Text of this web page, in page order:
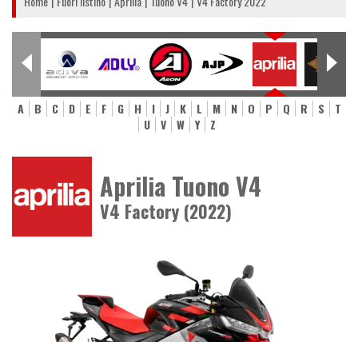
A B C D E F G H I J K L M N O P Q R S
T
U
V W Y Z
Aprilia Tuono V4
V4 Factory (2022)